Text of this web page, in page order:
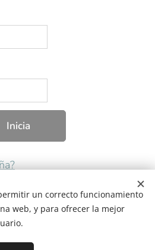
Inicia
un correcto funcionamiento
web, y para ofrecer la mejor